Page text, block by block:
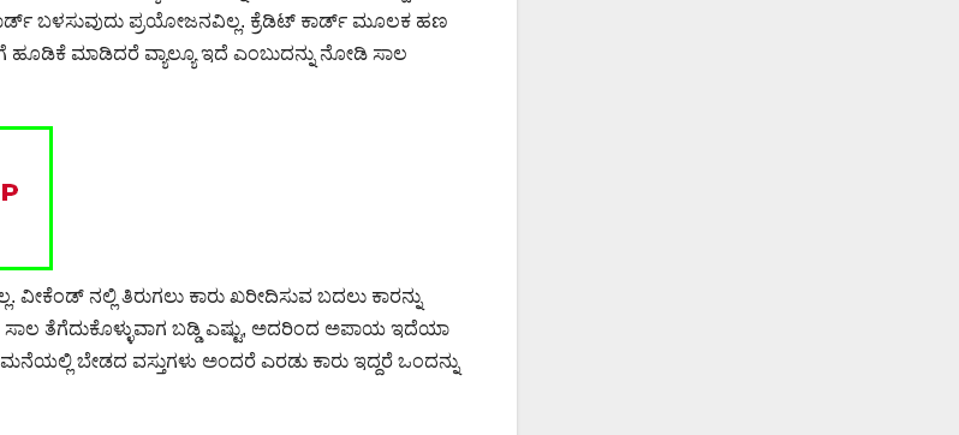
ಬಳಸುವುದು ಪ್ರಯೋಜನವಿಲ್ಲ. ಕ್ರೆಡಿಟ್ ಕಾರ್ಡ್ ಮೂಲಕ ಹಣ
ಹೂಡಿಕೆ ಮಾಡಿದರೆ ವ್ಯಾಲ್ಯೂ ಇದೆ ಎಂಬುದನ್ನು ನೋಡಿ ಸಾಲ
ನಲ್ಲಿ ತಿರುಗಲು ಕಾರು ಖರೀದಿಸುವ ಬದಲು ಕಾರನ್ನು
ತೆಗೆದುಕೊಳ್ಳುವಾಗ ಬಡ್ಡಿ ಎಷ್ಟು, ಅದರಿಂದ ಅಪಾಯ ಇದೆಯಾ
ಬೇಡದ ವಸ್ತುಗಳು ಅಂದರೆ ಎರಡು ಕಾರು ಇದ್ದರೆ ಒಂದನ್ನು